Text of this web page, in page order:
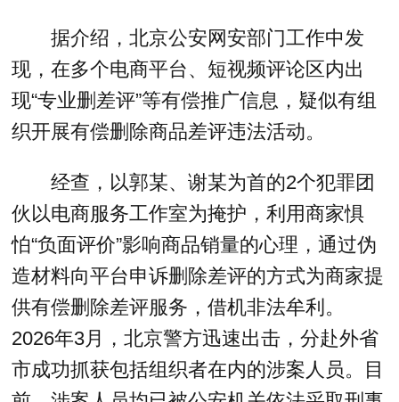
据介绍，北京公安网安部门工作中发
现，在多个电商平台、短视频评论区内出
现“专业删差评”等有偿推广信息，疑似有组
织开展有偿删除商品差评违法活动。
经查，以郭某、谢某为首的2个犯罪团
伙以电商服务工作室为掩护，利用商家惧
怕“负面评价”影响商品销量的心理，通过伪
造材料向平台申诉删除差评的方式为商家提
供有偿删除差评服务，借机非法牟利。
2026年3月，北京警方迅速出击，分赴外省
市成功抓获包括组织者在内的涉案人员。目